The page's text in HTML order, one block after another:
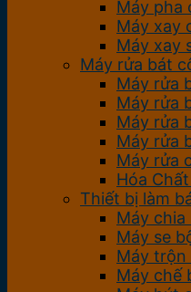
Máy pha
Máy xay
Máy xay
Máy rửa bát
Máy rửa
Máy rửa
Máy rửa
Máy rửa
Máy rửa
Hóa
Thiết bị làm
Máy chia
Máy se
Máy trộn
Máy chế